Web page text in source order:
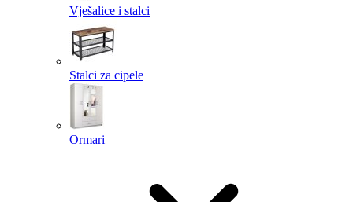
Vješalice i stalci
Stalci za cipele
Ormari